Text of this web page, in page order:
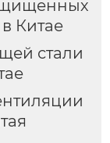
Китае
стали